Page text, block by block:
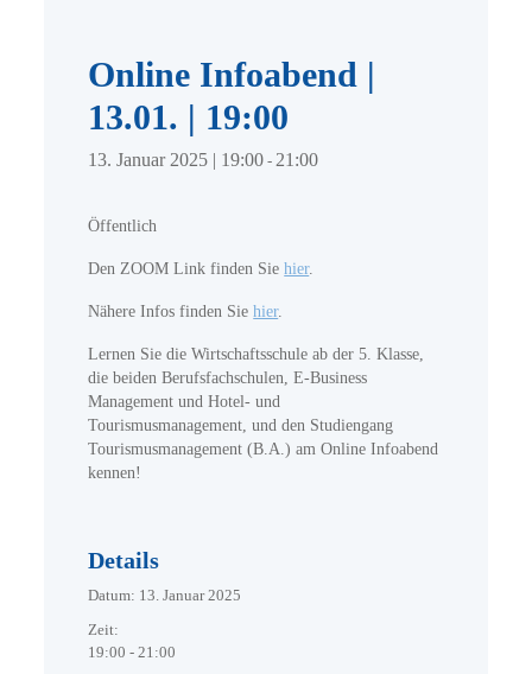
Online Infoabend |
13.01. | 19:00
13. Januar 2025 | 19:00 -21:00
Öffentlich
Den ZOOM Link finden Siehier.
Nähere Infos finden Siehier.
Lernen Sie die Wirtschaftsschule ab der 5. Klasse,
die beiden Berufsfachschulen, E-Business
Management und Hotel- und
Tourismusmanagement, und den Studiengang
Tourismusmanagement (B.A.) am Online Infoabend
kennen!
Details
Datum: 13. Januar 2025
Zeit:
19:00 - 21:00